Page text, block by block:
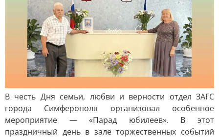
В честь Дня семьи, любви и верности отдел ЗАГС
города Симферополя организовал особенное
мероприятие — «Парад юбилеев». В этот
праздничный день в зале торжественных событий